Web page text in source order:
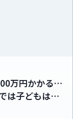
万円かかる…
は子どもはぜ